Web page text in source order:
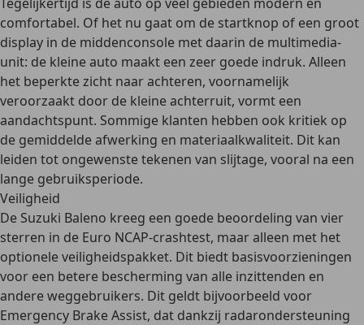
comfortabel. Of het nu gaat om de startknop of een groot
display in de middenconsole met daarin de multimedia-
unit: de kleine auto maakt een zeer goede indruk. Alleen
het beperkte zicht naar achteren, voornamelijk
veroorzaakt door de kleine achterruit, vormt een
aandachtspunt. Sommige klanten hebben ook kritiek op
de gemiddelde afwerking en materiaalkwaliteit. Dit kan
leiden tot ongewenste tekenen van slijtage, vooral na een
lange gebruiksperiode.
Veiligheid
De Suzuki Baleno kreeg een goede beoordeling van vier
sterren in de Euro NCAP-crashtest, maar alleen met het
optionele veiligheidspakket. Dit biedt basisvoorzieningen
voor een betere bescherming van alle inzittenden en
andere weggebruikers. Dit geldt bijvoorbeeld voor
Emergency Brake Assist, dat dankzij radarondersteuning